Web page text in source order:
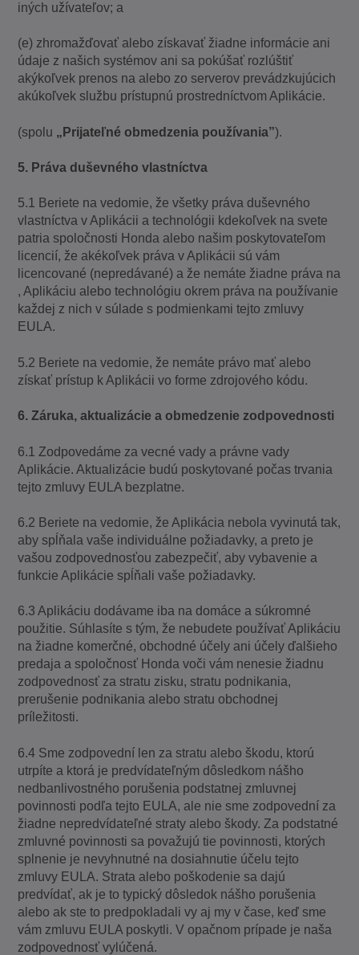
iných užívateľov; a
(e) zhromažďovať alebo získavať žiadne informácie ani
údaje z našich systémov ani sa pokúšať rozlúštiť
akýkoľvek prenos na alebo zo serverov prevádzkujúcich
akúkoľvek službu prístupnú prostredníctvom Aplikácie.
(spolu „Prijateľné obmedzenia používania”).
5. Práva duševného vlastníctva
5.1 Beriete na vedomie, že všetky práva duševného
vlastníctva v Aplikácii a technológii kdekoľvek na svete
patria spoločnosti Honda alebo našim poskytovateľom
licencií, že akékoľvek práva v Aplikácii sú vám
licencované (nepredávané) a že nemáte žiadne práva na
, Aplikáciu alebo technológiu okrem práva na používanie
každej z nich v súlade s podmienkami tejto zmluvy
EULA.
5.2 Beriete na vedomie, že nemáte právo mať alebo
získať prístup k Aplikácii vo forme zdrojového kódu.
6. Záruka, aktualizácie a obmedzenie zodpovednosti
6.1 Zodpovedáme za vecné vady a právne vady
Aplikácie. Aktualizácie budú poskytované počas trvania
tejto zmluvy EULA bezplatne.
6.2 Beriete na vedomie, že Aplikácia nebola vyvinutá tak,
aby spĺňala vaše individuálne požiadavky, a preto je
vašou zodpovednosťou zabezpečiť, aby vybavenie a
funkcie Aplikácie spĺňali vaše požiadavky.
6.3 Aplikáciu dodávame iba na domáce a súkromné ​​
použitie. Súhlasíte s tým, že nebudete používať Aplikáciu
na žiadne komerčné, obchodné účely ani účely ďalšieho
predaja a spoločnosť Honda voči vám nenesie žiadnu
zodpovednosť za stratu zisku, stratu podnikania,
prerušenie podnikania alebo stratu obchodnej
príležitosti.
6.4 Sme zodpovední len za stratu alebo škodu, ktorú
utrpíte a ktorá je predvídateľným dôsledkom nášho
nedbanlivostného porušenia podstatnej zmluvnej
povinnosti podľa tejto EULA, ale nie sme zodpovední za
žiadne nepredvídateľné straty alebo škody. Za podstatné
zmluvné povinnosti sa považujú tie povinnosti, ktorých
splnenie je nevyhnutné na dosiahnutie účelu tejto
zmluvy EULA. Strata alebo poškodenie sa dajú
predvídať, ak je to typický dôsledok nášho porušenia
alebo ak ste to predpokladali vy aj my v čase, keď sme
vám zmluvu EULA poskytli. V opačnom prípade je naša
zodpovednosť vylúčená.